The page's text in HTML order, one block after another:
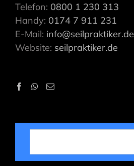
Telefon: 0800 1 230 313
Handy: 0174 7 911 231
E-Mail: info@seilpraktiker.de
Website: seilpraktiker.de
SUCHEN